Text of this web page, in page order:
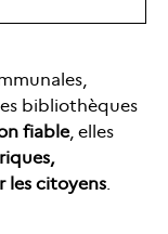
bibliothèques
fiable, elles
les citoyens.